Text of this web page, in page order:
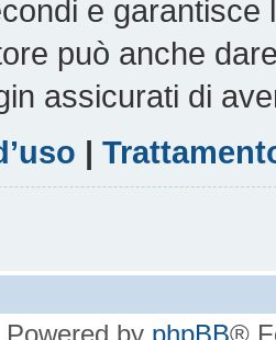
e garantisce
può anche
assicurati di
|
Powered by phpBB®